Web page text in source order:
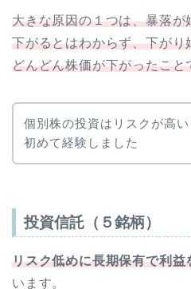
大きな原因の１つは、暴落
下がるとはわからず、下が
どんどん株価が下がったこと
個別株の投資はリスクが高
初めて経験しました
投資信託（５銘柄）
リスク低めに長期保有で利益
います。